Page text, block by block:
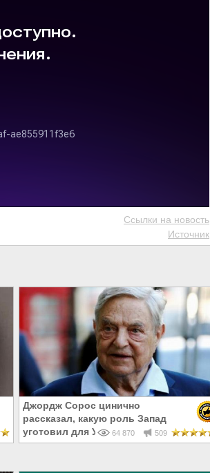
Ссылки на новость
Источник
Джордж Сорос цинично
рассказал, какую роль Запад
уготовил для Украины
64 870 509